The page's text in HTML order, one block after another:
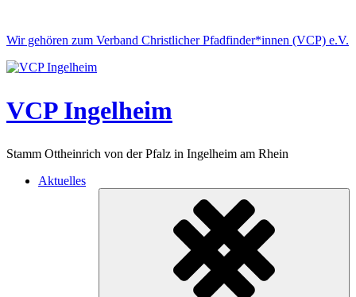
content
Wir gehören zum Verband Christlicher Pfadfinder*innen (VCP) e.V.
VCP Ingelheim
Stamm Ottheinrich von der Pfalz in Ingelheim am Rhein
Aktuelles